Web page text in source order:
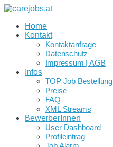
Home
Kontakt
Kontaktanfrage
Datenschutz
Impressum | AGB
Infos
TOP Job Bestellung
Preise
FAQ
XML Streams
BewerberInnen
User Dashboard
Profileintrag